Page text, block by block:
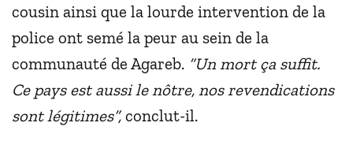
cousin ainsi que la lourde intervention de la
police ont semé la peur au sein de la
communauté de Agareb. “Un mort ça suffit.
Ce pays est aussi le nôtre, nos revendications
sont légitimes”, conclut-il.